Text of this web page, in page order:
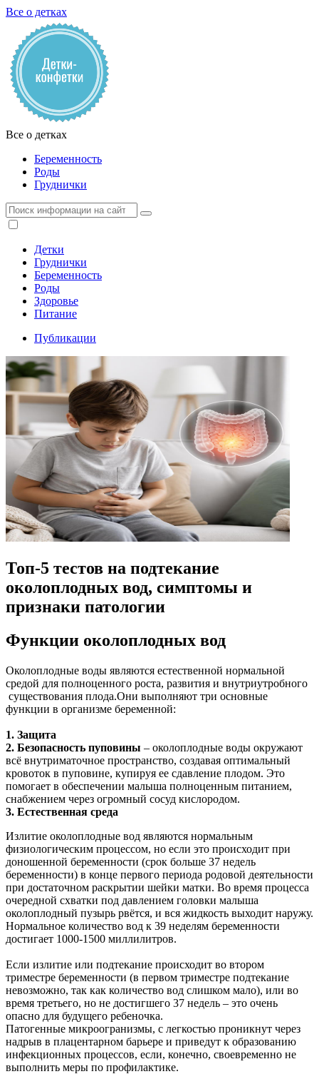
Все о детках
Все о детках
Беременность
Роды
Груднички
Детки
Груднички
Беременность
Роды
Здоровье
Питание
Публикации
Топ-5 тестов на подтекание
околоплодных вод, симптомы и
признаки патологии
Функции околоплодных вод
Околоплодные воды являются естественной нормальной
средой для полноценного роста, развития и внутриутробного
существования плода.Они выполняют три основные
функции в организме беременной:
1. Защита
2. Безопасность пуповины – околоплодные воды окружают
всё внутриматочное пространство, создавая оптимальный
кровоток в пуповине, купируя ее сдавление плодом. Это
помогает в обеспечении малыша полноценным питанием,
снабжением через огромный сосуд кислородом.
3. Естественная среда
Излитие околоплодные вод являются нормальным
физиологическим процессом, но если это происходит при
доношенной беременности (срок больше 37 недель
беременности) в конце первого периода родовой деятельности
при достаточном раскрытии шейки матки. Во время процесса
очередной схватки под давлением головки малыша
околоплодный пузырь рвётся, и вся жидкость выходит наружу.
Нормальное количество вод к 39 неделям беременности
достигает 1000-1500 миллилитров.
Если излитие или подтекание происходит во втором
триместре беременности (в первом триместре подтекание
невозможно, так как количество вод слишком мало), или во
время третьего, но не достигшего 37 недель – это очень
опасно для будущего ребеночка.
Патогенные микроогранизмы, с легкостью проникнут через
надрыв в плацентарном барьере и приведут к образованию
инфекционных процессов, если, конечно, своевременно не
выполнить меры по профилактике.